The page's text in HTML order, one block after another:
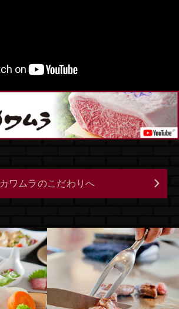
カワムラのこだわりへ